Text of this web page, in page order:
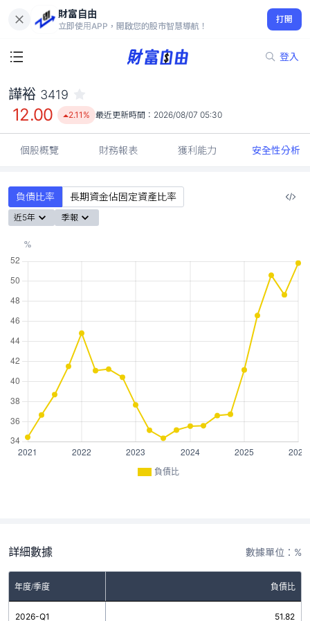
財富自由
立即使用APP，開啟您的股市智慧導航！
打開
登入
12.00
2.11%
譁裕 3419
12.00 2.11% 最近更新時間： 2026/08/07 05:30
個股概覽 財務報表 獲利能力 安全性分析
負債比率 長期資金佔固定資產比率
近5年 季報
負債比
詳細數據 數據單位：%
年度/季度 負債比
2026-Q1 51.82